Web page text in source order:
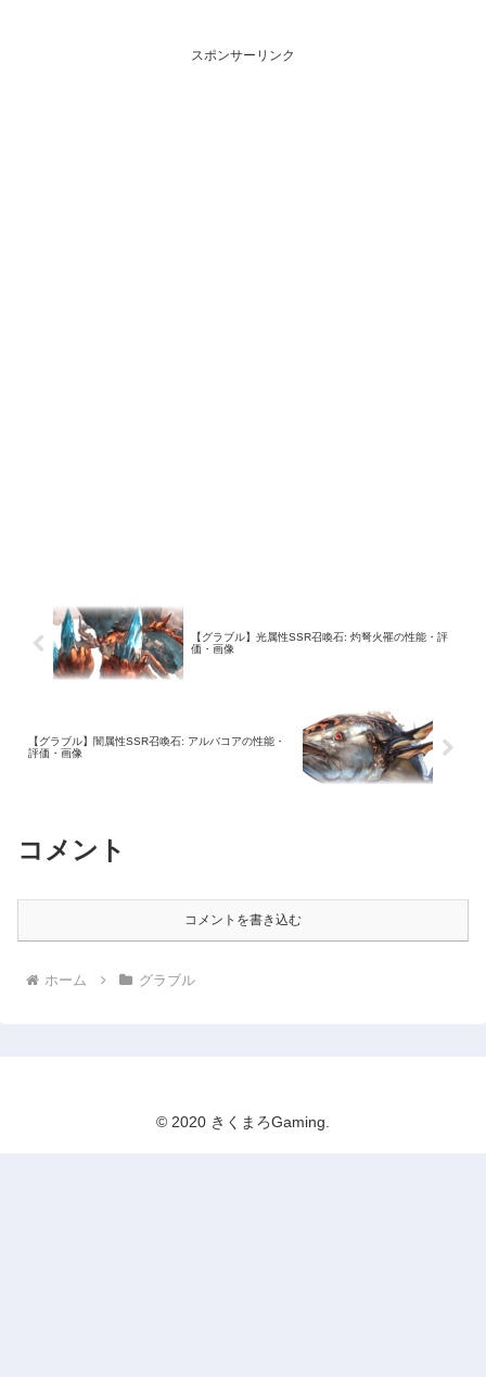
1,685...
スポンサーリンク
【グラブル】光属性SSR召喚石: 灼弩火罹の性能・評
価・画像
【グラブル】闇属性SSR召喚石: アルバコアの性能・
評価・画像
コメント
コメントを書き込む
ホーム グラブル
© 2020 きくまろGaming.